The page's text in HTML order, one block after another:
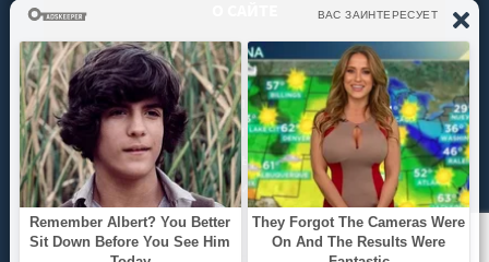
Интересуют новинки мира литературы? Вам к
нам. У нас можно послушать как новые так и
старые аудиокниги. Выбрать и поделиться с
друзьями лучшими аудиокнигами!